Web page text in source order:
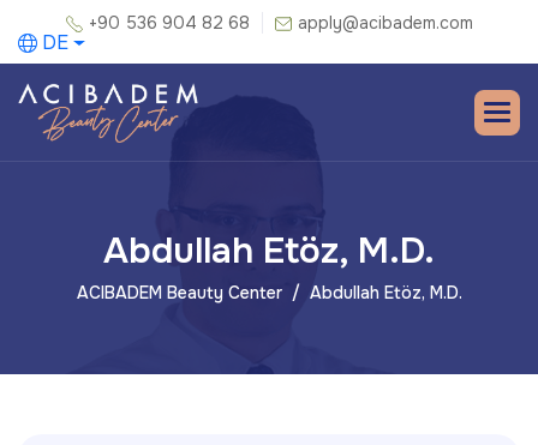
+90 536 904 82 68 apply@acibadem.com
DE
Abdullah Etöz, M.D.
ACIBADEM Beauty Center Abdullah Etöz, M.D.